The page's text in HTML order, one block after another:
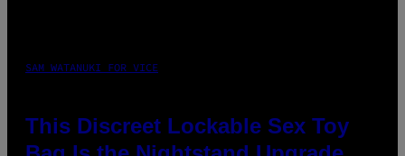
SAM WATANUKI FOR VICE
This Discreet Lockable Sex Toy